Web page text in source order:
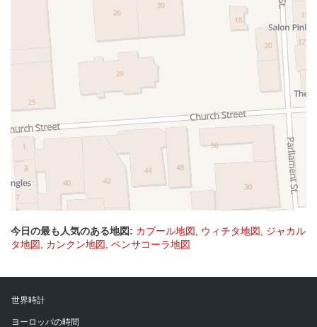
今日の最も人気のある地図: カブール地図, ウィチタ地図, ジャカル
タ地図, カンクン地図, ペンサコーラ地図
世界時計
ヨーロッパの時間